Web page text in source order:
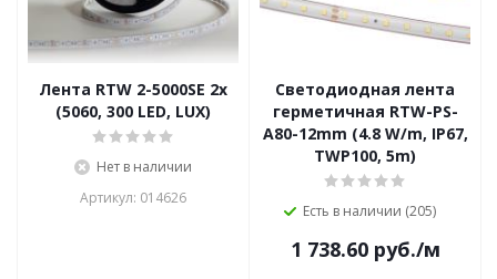
Лента RTW 2-5000SE 2х
(5060, 300 LED, LUX)
Нет в наличии
Артикул: 014626
Светодиодная лента
герметичная RTW-PS-
A80-12mm (4.8 W/m, IP67,
TWP100, 5m)
Есть в наличии (205)
1 738.60руб./м